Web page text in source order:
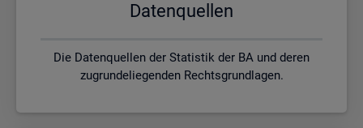
Da­ten­quel­len
Die Datenquellen der Statistik der BA und deren
zugrundeliegenden Rechtsgrundlagen.